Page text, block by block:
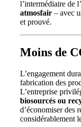
l’intermédiaire de
atmosfair – avec
et prouvé.
Moins de
L’engagement
fabrication des
L’entreprise
biosourcés ou
d’économiser des
considérablement